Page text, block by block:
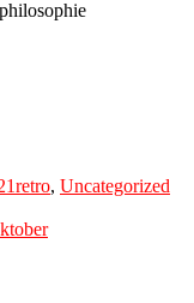
retro, Uncategorized